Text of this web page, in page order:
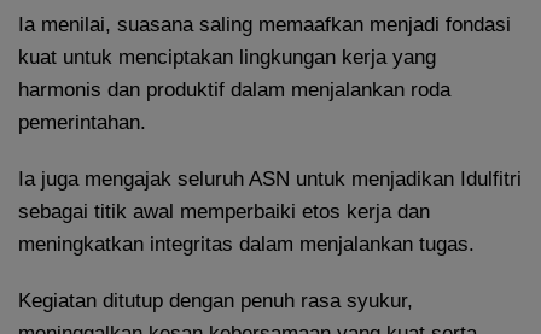
Ia menilai, suasana saling memaafkan menjadi fondasi
kuat untuk menciptakan lingkungan kerja yang
harmonis dan produktif dalam menjalankan roda
pemerintahan.
Ia juga mengajak seluruh ASN untuk menjadikan Idulfitri
sebagai titik awal memperbaiki etos kerja dan
meningkatkan integritas dalam menjalankan tugas.
Kegiatan ditutup dengan penuh rasa syukur,